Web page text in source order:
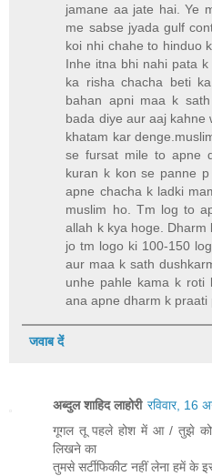
jamane aa jate hai. Ye
me sabse jyada gulf
koi nhi chahe to hinduo
Inhe itna bhi nahi pata
ka risha chacha beti
bahan apni maa k
bada diye aur aaj kahne
khatam kar
se fursat mile to apne
kuran k kon se panne
apne chacha k ladki
muslim ho. Tm log to
allah k kya hoge.
jo tm logo ki 100-150
aur maa k sath
unhe pahle kama k roti
ana apne dharm k praati
जवाब दें
अब्दुल शाहिद लाहोरी रविवार,
गूगल तू पहले होश में आ / तुझे
लिखने का
तुमसे सर्टीफिकीट नहीं लेना हमें के